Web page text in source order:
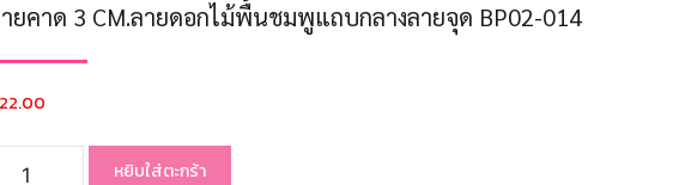
ยคาด 3 CM.ลายดอกไม้พื้นชมพูแถบกลางลายจุด BP02-014
22.00
หยิบใส่ตะกร้า